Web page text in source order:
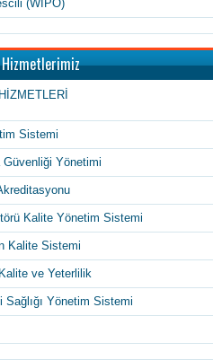
(WIPO)
Sistemi
Güvenliği Yönetimi
Kalite Yönetim Sistemi
Kalite Sistemi
ve Yeterlilik
Yönetim Sistemi